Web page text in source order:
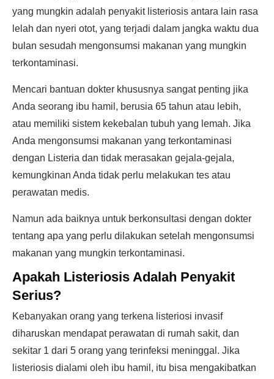
yang mungkin adalah penyakit listeriosis antara lain rasa
lelah dan nyeri otot, yang terjadi dalam jangka waktu dua
bulan sesudah mengonsumsi makanan yang mungkin
terkontaminasi.
Mencari bantuan dokter khususnya sangat penting jika
Anda seorang ibu hamil, berusia 65 tahun atau lebih,
atau memiliki sistem kekebalan tubuh yang lemah. Jika
Anda mengonsumsi makanan yang terkontaminasi
dengan Listeria dan tidak merasakan gejala-gejala,
kemungkinan Anda tidak perlu melakukan tes atau
perawatan medis.
Namun ada baiknya untuk berkonsultasi dengan dokter
tentang apa yang perlu dilakukan setelah mengonsumsi
makanan yang mungkin terkontaminasi.
Apakah Listeriosis Adalah Penyakit
Serius?
Kebanyakan orang yang terkena listeriosi invasif
diharuskan mendapat perawatan di rumah sakit, dan
sekitar 1 dari 5 orang yang terinfeksi meninggal. Jika
listeriosis dialami oleh ibu hamil, itu bisa mengakibatkan